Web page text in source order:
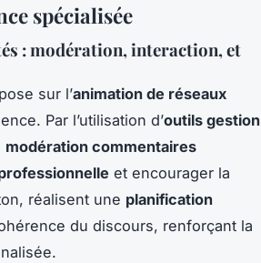
spécialisée
: modération, interaction, et
sur l’animation de réseaux
Par l’utilisation d’outils gestion
modération commentaires
et encourager la
réalisent une planification
du discours, renforçant la